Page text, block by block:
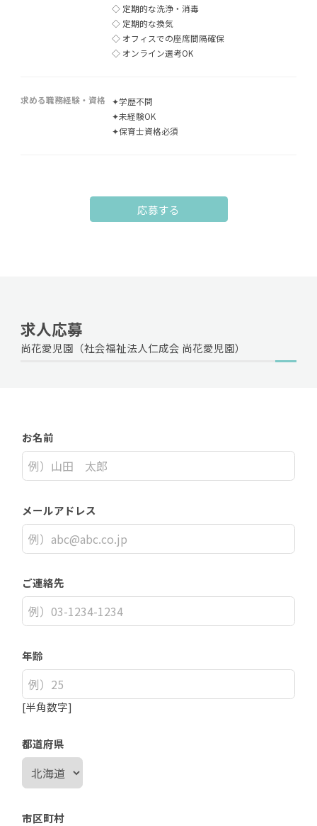
◇ 定期的な洗浄・消毒
◇ 定期的な換気
◇ オフィスでの座席間隔確保
◇ オンライン選考OK
求める職務経験・資格
✦学歴不問
✦未経験OK
✦保育士資格必須
応募する
求人応募
尚花愛児園（社会福祉法人仁成会 尚花愛児園）
お名前
メールアドレス
ご連絡先
年齢
[半角数字]
都道府県
市区町村